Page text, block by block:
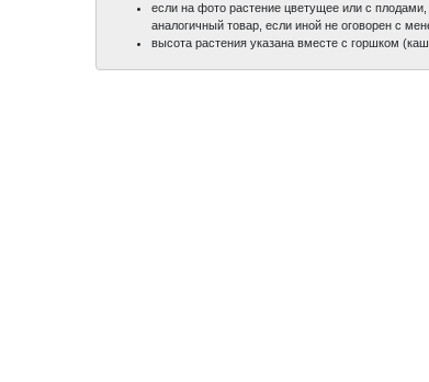
если на фото растение цветущее или с
аналогичный товар, если иной не оговорен с
высота растения указана вместе с горшком